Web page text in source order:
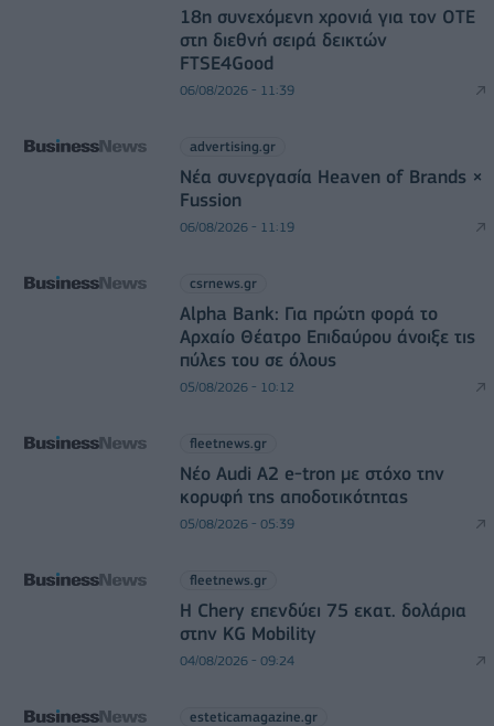
18η συνεχόμενη χρονιά για τον ΟΤΕ
στη διεθνή σειρά δεικτών
FTSE4Good
06/08/2026 - 11:39
advertising.gr
Νέα συνεργασία Heaven of Brands ×
Fussion
06/08/2026 - 11:19
csrnews.gr
Alpha Bank: Για πρώτη φορά το
Αρχαίο Θέατρο Επιδαύρου άνοιξε τις
πύλες του σε όλους
05/08/2026 - 10:12
fleetnews.gr
Νέο Audi A2 e-tron με στόχο την
κορυφή της αποδοτικότητας
05/08/2026 - 05:39
fleetnews.gr
Η Chery επενδύει 75 εκατ. δολάρια
στην KG Mobility
04/08/2026 - 09:24
esteticamagazine.gr